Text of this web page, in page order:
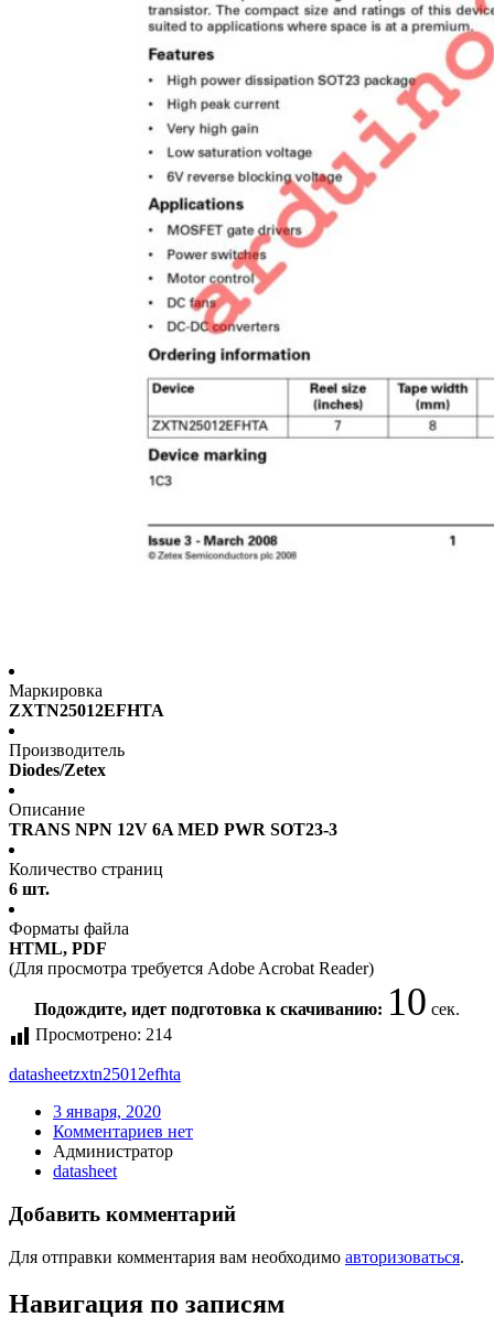
Маркировка
ZXTN25012EFHTA
Производитель
Diodes/Zetex
Описание
TRANS NPN 12V 6A MED PWR SOT23-3
Количество страниц
6 шт.
Форматы файла
HTML, PDF
(Для просмотра требуется Adobe Acrobat Reader)
Подождите, идет подготовка к скачиванию: 10 сек.
Просмотрено: 214
datasheetzxtn25012efhta
3 января, 2020
Комментариев нет
Администратор
datasheet
Добавить комментарий
Для отправки комментария вам необходимо авторизоваться.
Навигация по записям